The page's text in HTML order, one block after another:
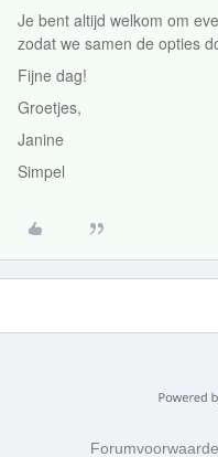
Je bent altijd welkom om
zodat we samen de opties
Fijne dag!
Groetjes,
Janine
Simpel